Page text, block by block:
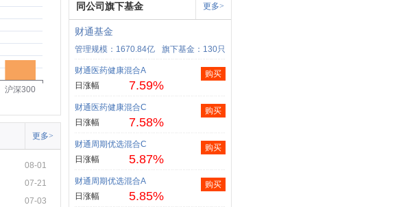
沪深300
更多>
08-01
07-21
07-03
同公司旗下基金 更多>
财通基金
管理规模：1670.84亿 旗下基金：130只
财通医药健康混合A
日涨幅
7.59%
购买
财通医药健康混合C
日涨幅
7.58%
购买
财通周期优选混合C
日涨幅
5.87%
购买
财通周期优选混合A
日涨幅
5.85%
购买